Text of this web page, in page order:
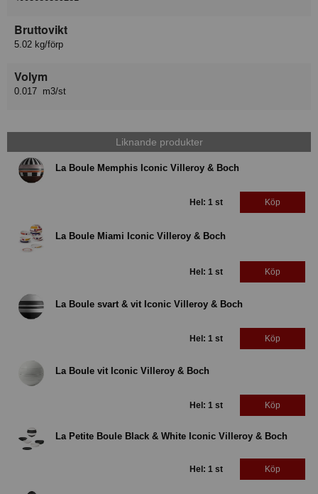
Bruttovikt
5.02 kg/förp
Volym
0.017 m3/st
Liknande produkter
La Boule Memphis Iconic Villeroy & Boch
Hel: 1 st Köp
La Boule Miami Iconic Villeroy & Boch
Hel: 1 st Köp
La Boule svart & vit Iconic Villeroy & Boch
Hel: 1 st Köp
La Boule vit Iconic Villeroy & Boch
Hel: 1 st Köp
La Petite Boule Black & White Iconic Villeroy & Boch
Hel: 1 st Köp